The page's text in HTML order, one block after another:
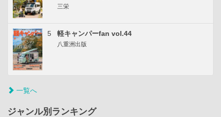
三栄
5 軽キャンパーfan vol.44
八重洲出版
一覧へ
ジャンル別ランキング